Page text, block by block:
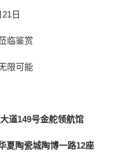
日
临鉴赏
限可能
道149号金舵领航馆
夏陶瓷城陶博一路12座